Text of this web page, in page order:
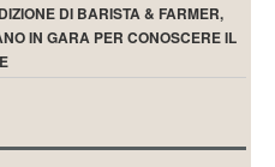
DI BARISTA & FARMER,
IN GARA PER CONOSCERE IL